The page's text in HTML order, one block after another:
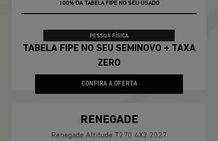
TAXA ZERO
PESSOA FÍSICA
TABELA FIPE NO SEU SEMINOVO + TAXA
ZERO
CONFIRA A OFERTA
RENEGADE
Renegade Altitude T270 4X2 2027